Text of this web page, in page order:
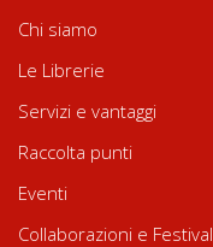
Chi siamo
Le Librerie
Servizi e vantaggi
Raccolta punti
Eventi
Collaborazioni e Festival